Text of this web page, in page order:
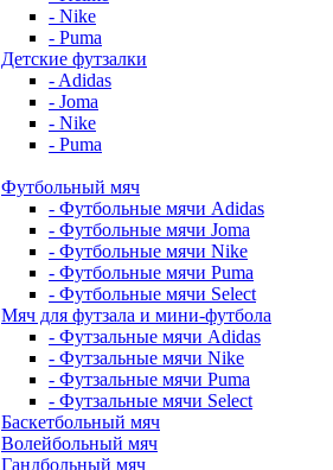
- Nike
- Puma
Детские футзалки
- Adidas
- Joma
- Nike
- Puma
Футбольный мяч
- Футбольные мячи Adidas
- Футбольные мячи Joma
- Футбольные мячи Nike
- Футбольные мячи Puma
- Футбольные мячи Select
Мяч для футзала и мини-футбола
- Футзальные мячи Adidas
- Футзальные мячи Nike
- Футзальные мячи Puma
- Футзальные мячи Select
Баскетбольный мяч
Волейбольный мяч
Гандбольный мяч